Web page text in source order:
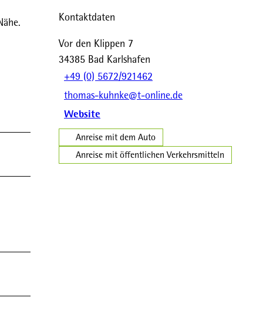
Kontaktdaten
Vor den Klippen 7
34385 Bad Karlshafen
+49 (0) 5672/921462
thomas-kuhnke@t-online.de
Website
Anreise mit dem Auto
Anreise mit öffentlichen Verkehrsmitteln